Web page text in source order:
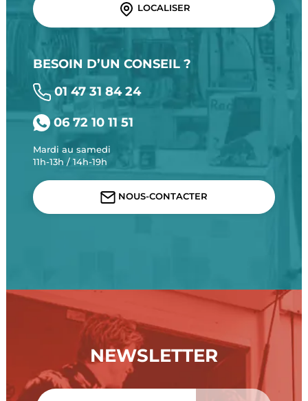
LOCALISER
BESOIN D’UN CONSEIL ?
01 47 31 84 24
06 72 10 11 51
Mardi au samedi
11h-13h / 14h-19h
NOUS-CONTACTER
NEWSLETTER